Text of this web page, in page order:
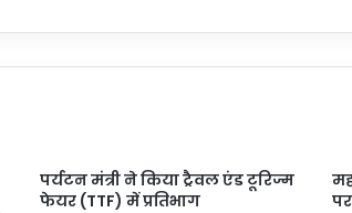
पर्यटन मंत्री ने किया ट्रैवल एंड टूरिज्म
फेयर (TTF) में प्रतिभाग